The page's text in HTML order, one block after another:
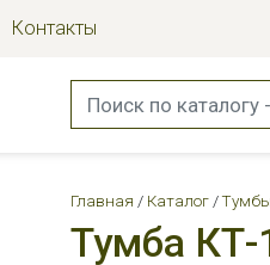
Контакты
Главная Каталог Тумбы
Тумба КТ-